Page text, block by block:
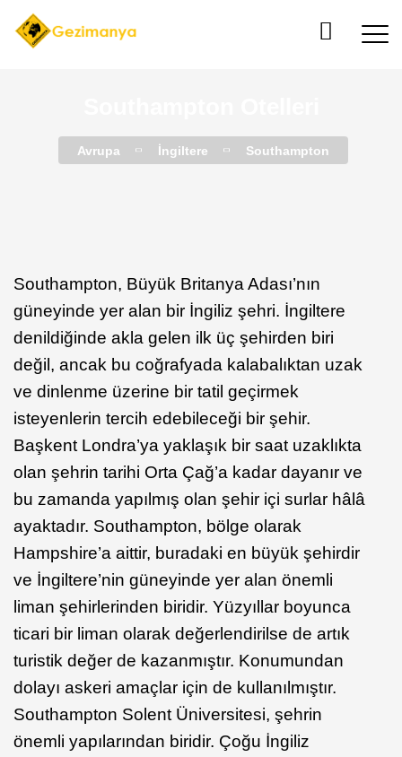
Avrupa İngiltere Southampton
Southampton, Büyük Britanya Adası’nın
güneyinde yer alan bir İngiliz şehri. İngiltere
denildiğinde akla gelen ilk üç şehirden biri
değil, ancak bu coğrafyada kalabalıktan uzak
ve dinlenme üzerine bir tatil geçirmek
isteyenlerin tercih edebileceği bir şehir.
Başkent Londra’ya yaklaşık bir saat uzaklıkta
olan şehrin tarihi Orta Çağ’a kadar dayanır ve
bu zamanda yapılmış olan şehir içi surlar hâlâ
ayaktadır. Southampton, bölge olarak
Hampshire’a aittir, buradaki en büyük şehirdir
ve İngiltere’nin güneyinde yer alan önemli
liman şehirlerinden biridir. Yüzyıllar boyunca
ticari bir liman olarak değerlendirilse de artık
turistik değer de kazanmıştır. Konumundan
dolayı askeri amaçlar için de kullanılmıştır.
Southampton Solent Üniversitesi, şehrin
önemli yapılarından biridir. Çoğu İngiliz